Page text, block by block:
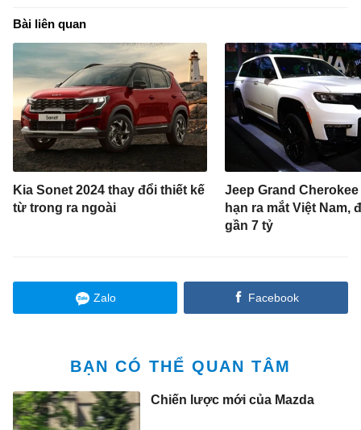
Bài liên quan
Kia Sonet 2024 thay đổi thiết kế
từ trong ra ngoài
Jeep Grand
hạn ra mắt Việt Nam,
gần 7 tỷ
Zalo Facebook
BẠN CÓ THỂ QUAN TÂM
Chiến lược mới của Mazda